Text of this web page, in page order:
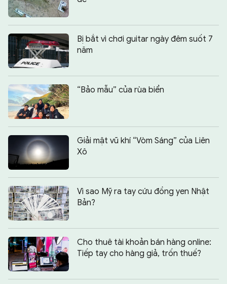
Bị bắt vì chơi guitar ngày đêm suốt 7
năm
“Bảo mẫu” của rùa biển
Giải mật vũ khí “Vòm Sáng” của Liên
Xô
Vì sao Mỹ ra tay cứu đồng yen Nhật
Bản?
Cho thuê tài khoản bán hàng online:
Tiếp tay cho hàng giả, trốn thuế?